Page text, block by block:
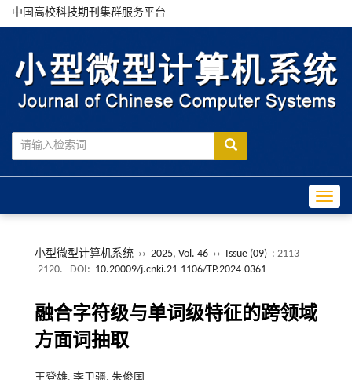
中国高校科技期刊集群服务平台
小型微型计算机系统 ›› 2025, Vol. 46 ›› Issue (09) : 2113
-2120.
DOI: 10.20009/j.cnki.21-1106/TP.2024-0361
融合字符级与单词级特征的跨领域
方面词抽取